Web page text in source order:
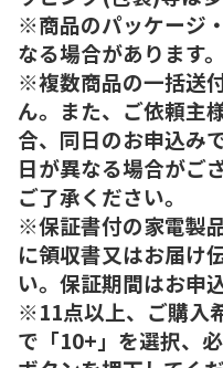
※商品のパッケージ
なる場合があります。
※複数商品の一括送
ん。また、ご依頼主
合、同日のお申込み
日が異なる場合がご
ご了承ください。
※保証書付の家電製
に領収書又はお届け
い。保証期間はお申
※11点以上、ご購入
で「10+」を選択、